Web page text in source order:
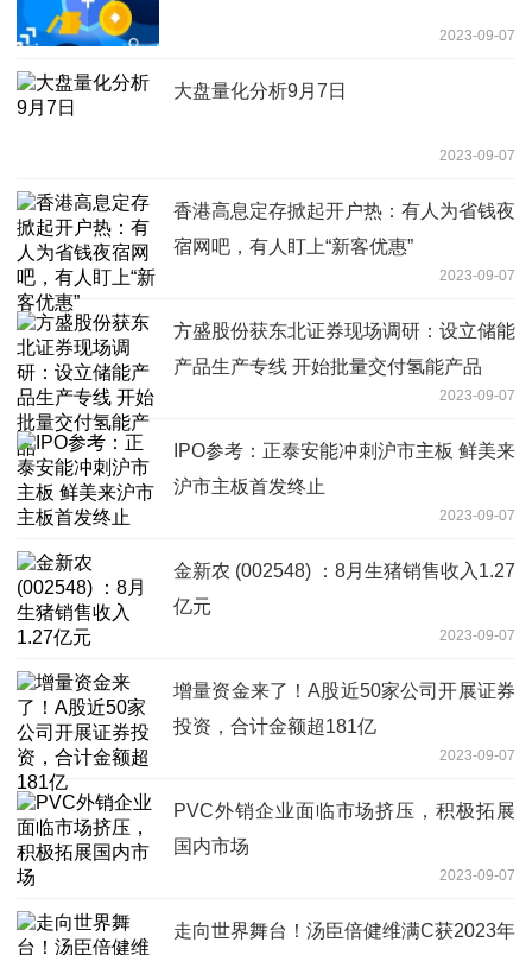
2023-09-07
大盘量化分析9月7日
2023-09-07
香港高息定存掀起开户热：有人为省钱夜
宿网吧，有人盯上“新客优惠”
2023-09-07
方盛股份获东北证券现场调研：设立储能
产品生产专线 开始批量交付氢能产品
2023-09-07
IPO参考：正泰安能冲刺沪市主板 鲜美来
沪市主板首发终止
2023-09-07
金新农 (002548) ：8月生猪销售收入1.27
亿元
2023-09-07
增量资金来了！A股近50家公司开展证券
投资，合计金额超181亿
2023-09-07
PVC外销企业面临市场挤压，积极拓展
国内市场
2023-09-07
走向世界舞台！汤臣倍健维满C获2023年